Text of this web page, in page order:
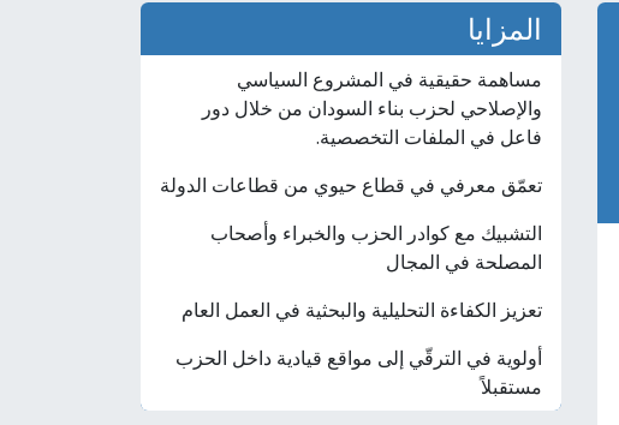
المزايا
مساهمة حقيقية في المشروع السياسي
والإصلاحي لحزب بناء السودان من خلال دور
فاعل في الملفات التخصصية.
تعمّق معرفي في قطاع حيوي من قطاعات الدولة
التشبيك مع كوادر الحزب والخبراء وأصحاب
المصلحة في المجال
تعزيز الكفاءة التحليلية والبحثية في العمل العام
أولوية في الترقّي إلى مواقع قيادية داخل الحزب
مستقبلاً